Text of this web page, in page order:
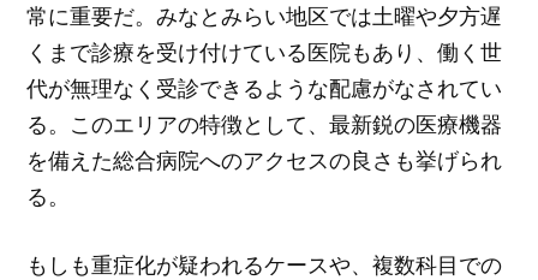
常に重要だ。みなとみらい地区では土曜や夕方遅
くまで診療を受け付けている医院もあり、働く世
代が無理なく受診できるような配慮がなされてい
る。このエリアの特徴として、最新鋭の医療機器
を備えた総合病院へのアクセスの良さも挙げられ
る。
もしも重症化が疑われるケースや、複数科目での